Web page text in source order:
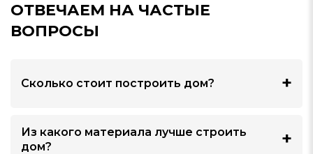
ОТВЕЧАЕМ НА ЧАСТЫЕ
ВОПРОСЫ
Сколько стоит построить дом?
Из какого материала лучше строить
дом?